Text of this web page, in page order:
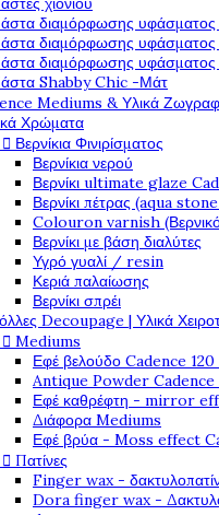
διαμόρφωσης
διαμόρφωσης υφάσματος
διαμόρφωσης
Shabby Chic -Μάτ
Mediums & Υλικά
Χρώματα
 Βερνίκια Φινιρίσματος
Βερνίκια νερού
Βερνίκι ultimate glaze
Βερνίκι πέτρας (aqua
Colouron varnish
Βερνίκι με βάση διαλύτες
Υγρό γυαλί / resin
Κεριά παλαίωσης
Βερνίκι σπρέι
Decoupage | Υλικά
 Mediums
Εφέ βελούδο Cadence
Antique Powder Cadence
Εφέ καθρέφτη - mirror
Διάφορα Mediums
Εφέ βρύα - Moss effect
 Πατίνες
Finger wax -
Dora finger wax -